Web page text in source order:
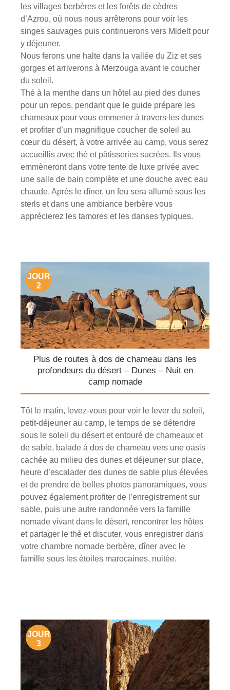
les villages berbères et les forêts de cèdres
d’Azrou, où nous nous arrêterons pour voir les
singes sauvages puis continuerons vers Midelt pour
y déjeuner.
Nous ferons une halte dans la vallée du Ziz et ses
gorges et arriverons à Merzouga avant le coucher
du soleil.
Thé à la menthe dans un hôtel au pied des dunes
pour un repos, pendant que le guide prépare les
chameaux pour vous emmener à travers les dunes
et profiter d’un magnifique coucher de soleil au
cœur du désert, à votre arrivée au camp, vous serez
accueillis avec thé et pâtisseries sucrées. Ils vous
emmèneront dans votre tente de luxe privée avec
une salle de bain complète et une douche avec eau
chaude. Après le dîner, un feu sera allumé sous les
sterls et dans une ambiance berbère vous
apprécierez les tamores et les danses typiques.
JOUR
2
Plus de routes à dos de chameau dans les
profondeurs du désert – Dunes – Nuit en
camp nomade
Tôt le matin, levez-vous pour voir le lever du soleil,
petit-déjeuner au camp, le temps de se détendre
sous le soleil du désert et entouré de chameaux et
de sable, balade à dos de chameau vers une oasis
cachée au milieu des dunes et déjeuner sur place,
heure d’escalader des dunes de sable plus élevées
et de prendre de belles photos panoramiques, vous
pouvez également profiter de l’enregistrement sur
sable, puis une autre randonnée vers la famille
nomade vivant dans le désert, rencontrer les hôtes
et partager le thé et discuter, vous enregistrer dans
votre chambre nomade berbère, dîner avec le
famille sous les étoiles marocaines, nuitée.
JOUR
3